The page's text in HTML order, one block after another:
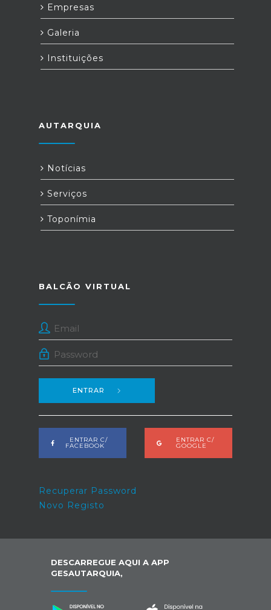
Empresas
Galeria
Instituições
AUTARQUIA
Notícias
Serviços
Toponímia
BALCÃO VIRTUAL
ENTRAR
ENTRAR C/
FACEBOOK
ENTRAR C/
GOOGLE
Recuperar Password
Novo Registo
DESCARREGUE AQUI A APP
GESAUTARQUIA,